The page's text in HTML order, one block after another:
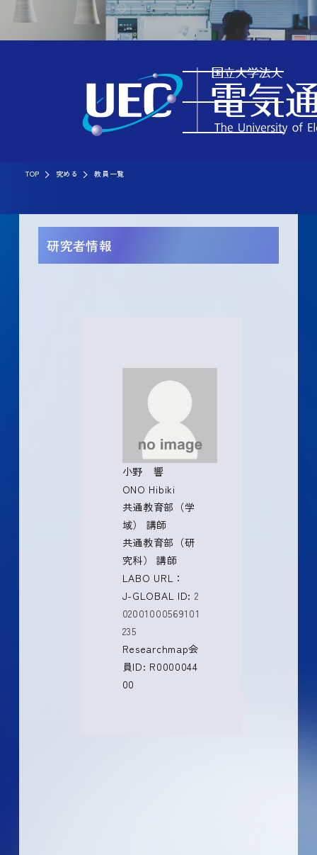
TOP 究める 教員一覧
研究者情報
小野 響
ONO Hibiki
共通教育部（学
域） 講師
共通教育部（研
究科） 講師
LABO URL：
J-GLOBAL ID: 2
02001000569101
235
Researchmap会
員ID: R0000044
00